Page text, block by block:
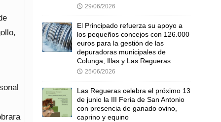
🕔 29/06/2026
El Principado refuerza su apoyo a
los pequeños concejos con 126.000
euros para la gestión de las
depuradoras municipales de
Colunga, Illas y Las Regueras
🕔 25/06/2026
Las Regueras celebra el próximo 13
de junio la III Feria de San Antonio
con presencia de ganado ovino,
caprino y equino